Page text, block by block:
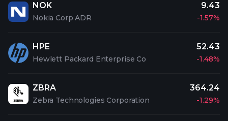
NOK
Nokia Corp ADR
9.43
-1.57%
HPE
Hewlett Packard Enterprise Co
52.43
-1.48%
ZBRA
Zebra Technologies Corporation
364.24
-1.29%